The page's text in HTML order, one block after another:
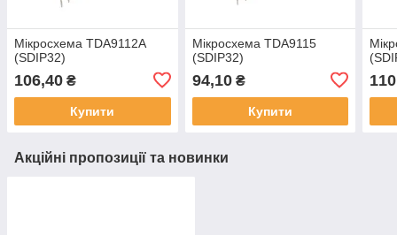
Мікросхема TDA9112A
(SDIP32)
106,40 ₴
Купити
Мікросхема TDA9115
(SDIP32)
94,10₴
Купити
Акційні пропозиції та новинки